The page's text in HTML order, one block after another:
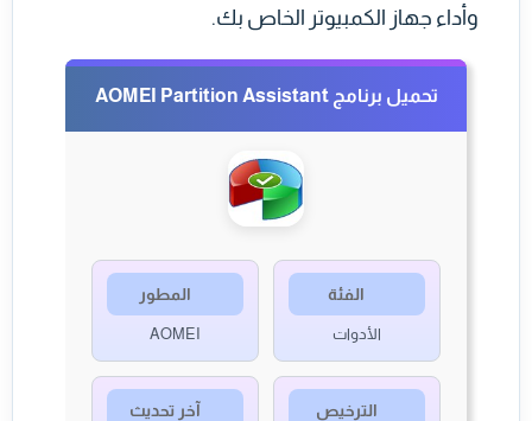
وأداء جهاز الكمبيوتر الخاص بك.
تحميل برنامج AOMEI Partition Assistant
الفئة
الأدوات
المطور
AOMEI
الترخيص آخر تحديث